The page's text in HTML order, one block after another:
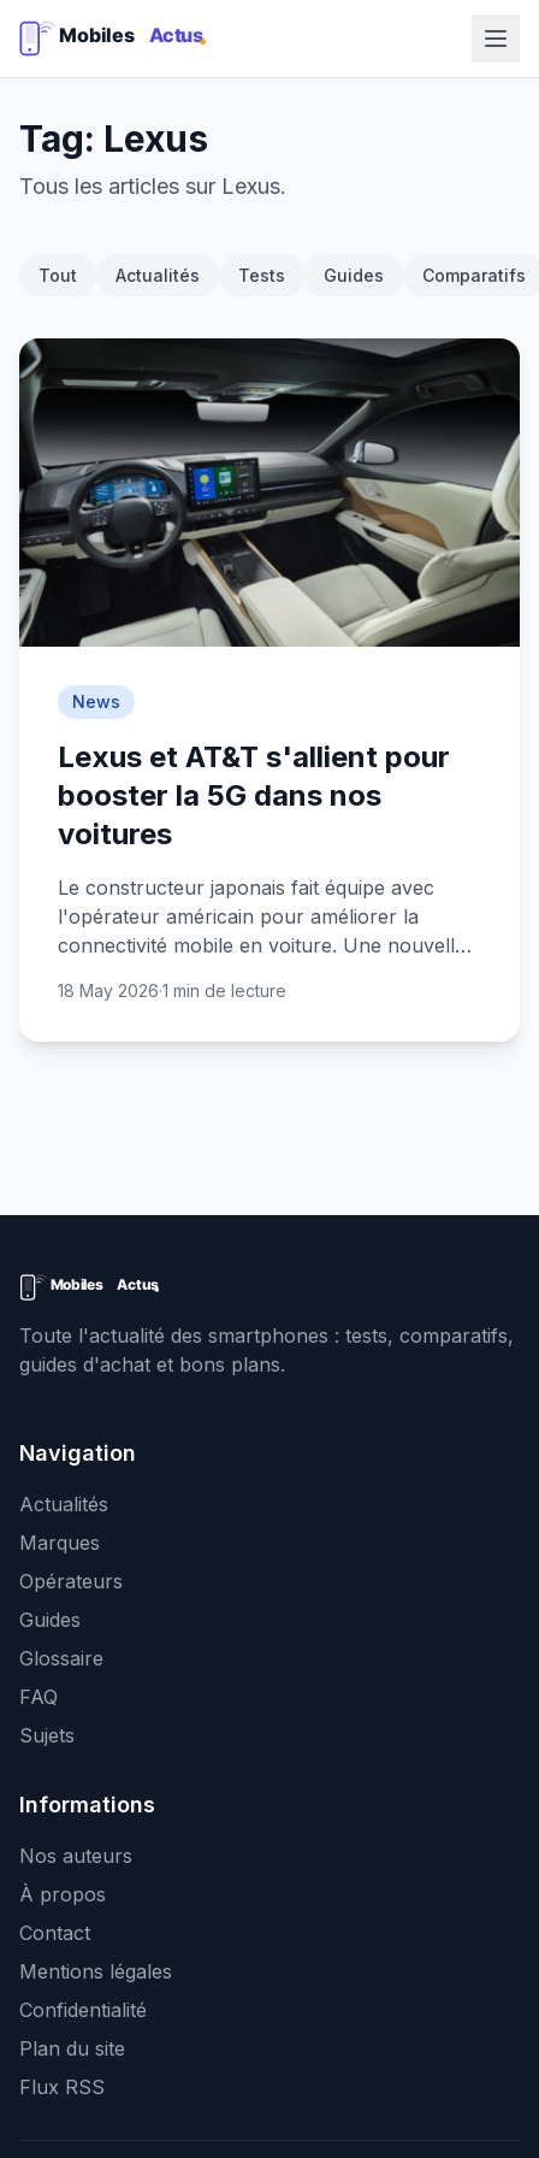
Tag: Lexus
Tous les articles sur Lexus.
Tout Actualités Tests Guides Comparatifs
News
Lexus et AT&T s'allient pour
booster la 5G dans nos
voitures
Le constructeur japonais fait équipe avec
l'opérateur américain pour améliorer la
connectivité mobile en voiture. Une nouvelle
18 May 2026·1 min de lecture
Toute l'actualité des smartphones : tests, comparatifs,
guides d'achat et bons plans.
Navigation
Actualités
Marques
Opérateurs
Guides
Glossaire
FAQ
Sujets
Informations
Nos auteurs
À propos
Contact
Mentions légales
Confidentialité
Plan du site
Flux RSS